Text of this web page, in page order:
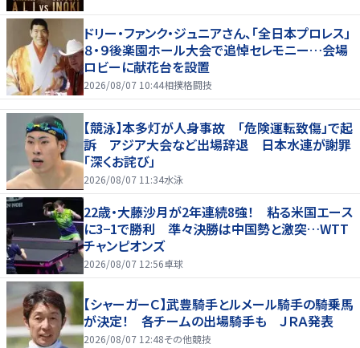
ドリー・ファンク・ジュニアさん、「全日本プロレス」
８・９後楽園ホール大会で追悼セレモニー…会場
ロビーに献花台を設置
2026/08/07 10:44相撲格闘技
【競泳】本多灯が人身事故 「危険運転致傷」で起
訴 アジア大会など出場辞退 日本水連が謝罪
「深くお詫び」
2026/08/07 11:34水泳
22歳・大藤沙月が2年連続8強！ 粘る米国エース
に3−1で勝利 準々決勝は中国勢と激突…WTT
チャンピオンズ
2026/08/07 12:56卓球
【シャーガーＣ】武豊騎手とルメール騎手の騎乗馬
が決定！ 各チームの出場騎手も ＪＲＡ発表
2026/08/07 12:48その他競技